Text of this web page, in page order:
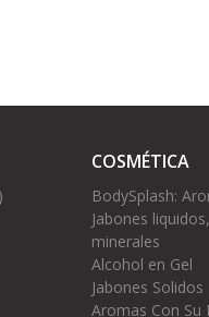
COSMÉTICA
BodySplash:
Jabones
minerales
Alcohol en Gel
Jabones Solidos
Aromas Con Su